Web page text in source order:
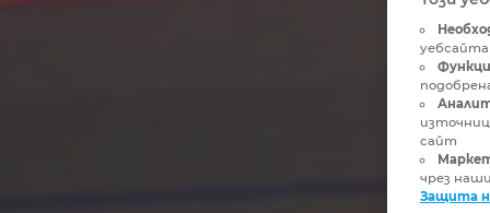
сайт
чрез
Защита